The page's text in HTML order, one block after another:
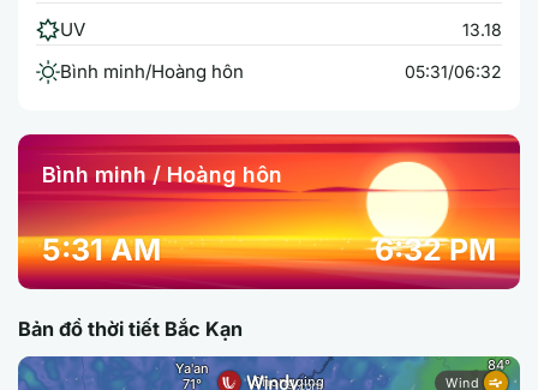
UV 13.18
Bình minh/Hoàng hôn 05:31/06:32
Bình minh / Hoàng hôn
5:31 AM 6:32 PM
Bản đồ thời tiết Bắc Kạn